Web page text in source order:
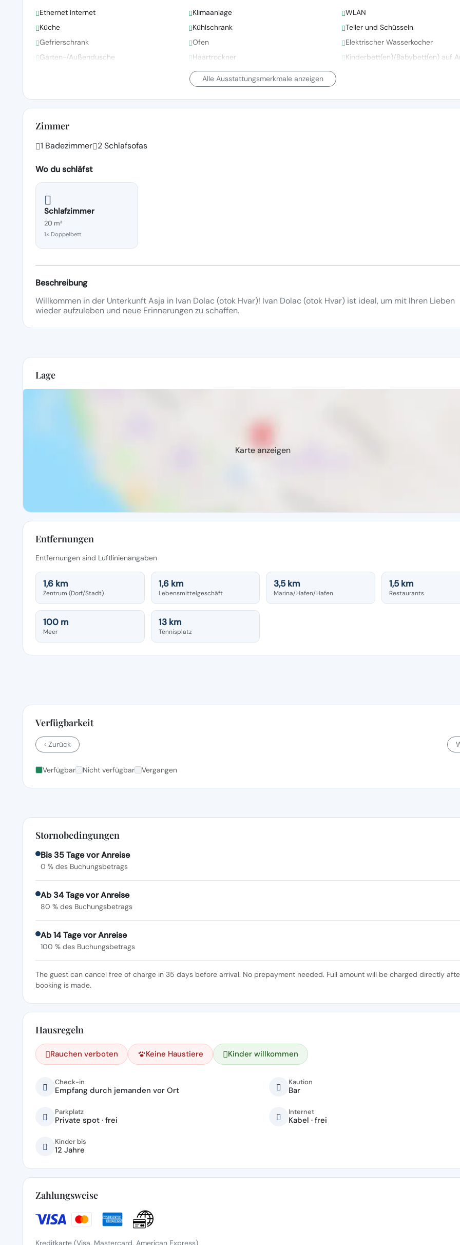
Ethernet Internet Klimaanlage
WLAN
Küche
Kühlschrank
Teller und Schüsseln
Gefrierschrank
Ofen
Elektrischer Wasserkocher
Garten-/Außendusche
Haartrockner Kinderbett(en)/Babybett(en) auf
Alle Ausstattungsmerkmale anzeigen
Zimmer
1 Badezimmer 2 Schlafsofas
Wo du schläfst
Schlafzimmer
20 m²
1× Doppelbett
Beschreibung
Willkommen in der Unterkunft Asja in Ivan Dolac (otok Hvar)! Ivan Dolac (otok Hvar) ist ideal, um mit Ihren Lieben
wieder aufzuleben und neue Erinnerungen zu schaffen.
Lage
Karte anzeigen
Entfernungen
Entfernungen sind Luftlinienangaben
1,6 km
Zentrum (Dorf/Stadt)
1,6 km
Lebensmittelgeschäft
3,5 km
Marina/Hafen/Hafen
1,5 km
Restaurants
100 m
Meer
13 km
Tennisplatz
Verfügbarkeit
‹ Zurück
Verfügbar Nicht verfügbar Vergangen
Stornobedingungen
Bis 35 Tage vor Anreise
0 % des Buchungsbetrags
Ab 34 Tage vor Anreise
80 % des Buchungsbetrags
Ab 14 Tage vor Anreise
100 % des Buchungsbetrags
The guest can cancel free of charge in 35 days before arrival. No prepayment needed. Full amount will be charged directly
booking is made.
Hausregeln
Rauchen verboten Keine Haustiere Kinder willkommen
Check-in
Empfang durch jemanden vor Ort
Kaution
Bar
Parkplatz
Private spot · frei
Internet
Kabel · frei
Kinder bis
12 Jahre
Zahlungsweise
Kreditkarte (Visa, Mastercard, American Express)